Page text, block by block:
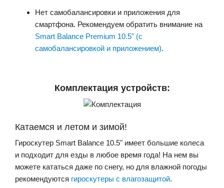
Нет самобалансировки и приложения для
смартфона. Рекомендуем обратить внимание на
Smart Balance Premium 10.5" (с
самобалансировкой и приложением).
Комплектация устройств:
Катаемся и летом и зимой!
Гироскутер Smart Balance 10.5" имеет большие колеса
и подходит для езды в любое время года! На нем вы
можете кататься даже по снегу, но для влажной погоды
рекомендуются гироскутеры с влагозащитой.